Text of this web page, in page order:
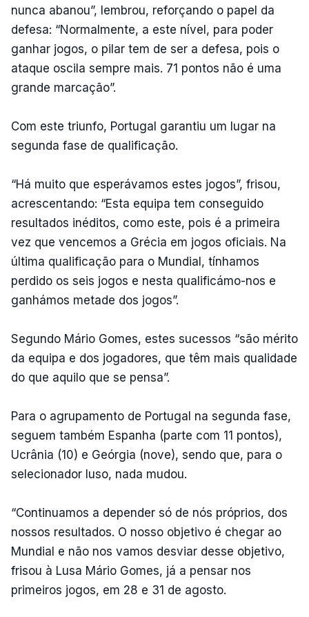
nunca abanou”, lembrou, reforçando o papel da
defesa: “Normalmente, a este nível, para poder
ganhar jogos, o pilar tem de ser a defesa, pois o
ataque oscila sempre mais. 71 pontos não é uma
grande marcação”.
Com este triunfo, Portugal garantiu um lugar na
segunda fase de qualificação.
“Há muito que esperávamos estes jogos”, frisou,
acrescentando: “Esta equipa tem conseguido
resultados inéditos, como este, pois é a primeira
vez que vencemos a Grécia em jogos oficiais. Na
última qualificação para o Mundial, tínhamos
perdido os seis jogos e nesta qualificámo-nos e
ganhámos metade dos jogos”.
Segundo Mário Gomes, estes sucessos “são mérito
da equipa e dos jogadores, que têm mais qualidade
do que aquilo que se pensa”.
Para o agrupamento de Portugal na segunda fase,
seguem também Espanha (parte com 11 pontos),
Ucrânia (10) e Geórgia (nove), sendo que, para o
selecionador luso, nada mudou.
“Continuamos a depender só de nós próprios, dos
nossos resultados. O nosso objetivo é chegar ao
Mundial e não nos vamos desviar desse objetivo,
frisou à Lusa Mário Gomes, já a pensar nos
primeiros jogos, em 28 e 31 de agosto.